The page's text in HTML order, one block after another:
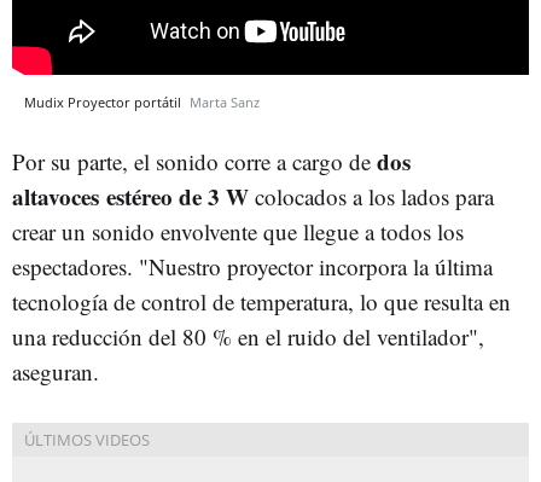
Mudix Proyector portátil Marta Sanz
Por su parte, el sonido corre a cargo de dos
altavoces estéreo de 3 W colocados a los lados para
crear un sonido envolvente que llegue a todos los
espectadores. "Nuestro proyector incorpora la última
tecnología de control de temperatura, lo que resulta en
una reducción del 80 % en el ruido del ventilador",
aseguran.